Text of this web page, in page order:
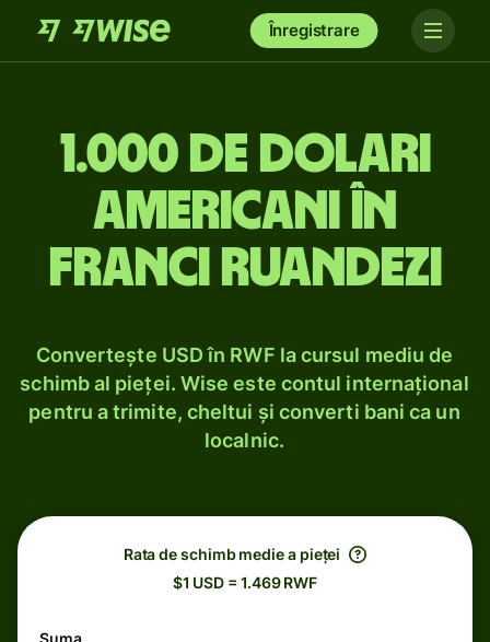
Înregistrare
1.000 de dolari
americani în
franci ruandezi
Convertește USD în RWF la cursul mediu de
schimb al pieței. Wise este contul internațional
pentru a trimite, cheltui și converti bani ca un
localnic.
Rata de schimb medie a pieței
$1 USD = 1.469 RWF
Suma